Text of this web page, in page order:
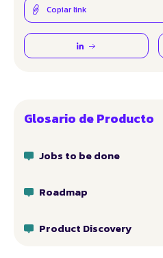
Copiar link
Glosario de Producto
Jobs to be done
Roadmap
Product Discovery